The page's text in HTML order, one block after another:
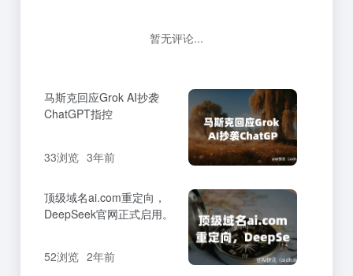
暂无评论...
马斯克回应Grok AI抄袭
ChatGPT指控
33浏览 3年前
顶级域名ai.com重定向，
DeepSeek官网正式启用。
52浏览 2年前